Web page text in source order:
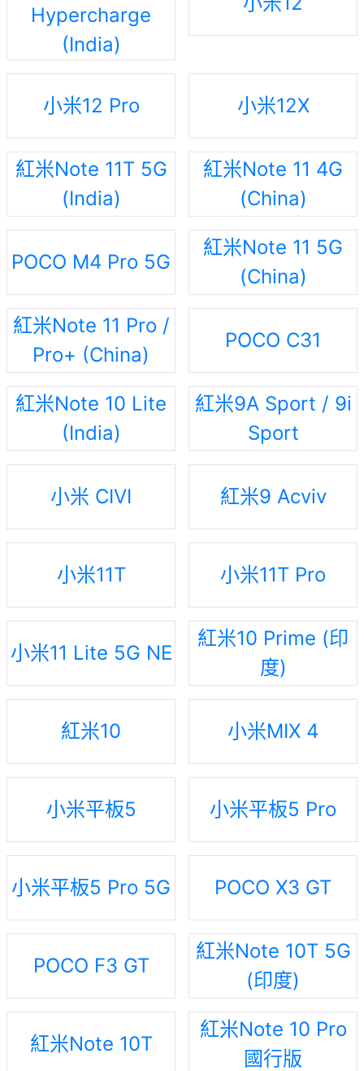
Hypercharge
(India)
小米12 Pro 小米12X
紅米Note 11T 5G
(India)
紅米Note 11 4G
(China)
POCO M4 Pro 5G
紅米Note 11 5G
(China)
紅米Note 11 Pro /
Pro+ (China)
POCO C31
紅米Note 10 Lite
(India)
紅米9A Sport / 9i
Sport
小米 CIVI 紅米9 Acviv
小米11T 小米11T Pro
小米11 Lite 5G NE
紅米10 Prime (印
度)
紅米10 小米MIX 4
小米平板5 小米平板5 Pro
小米平板5 Pro 5G POCO X3 GT
POCO F3 GT
紅米Note 10T 5G
(印度)
紅米Note 10T
紅米Note 10 Pro
國行版